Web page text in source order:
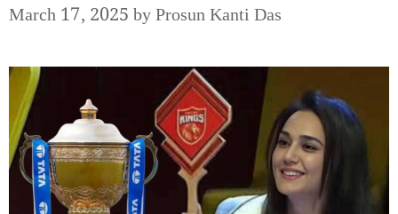
March 17, 2025byProsun Kanti Das